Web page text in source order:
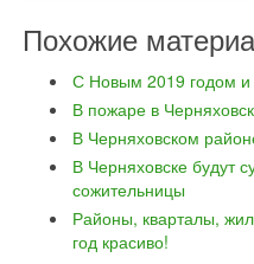
Похожие
С Новым 2019 годом и
В пожаре в
В Черняховском
В Черняховске будут
сожительницы
Районы, кварталы,
год красиво!